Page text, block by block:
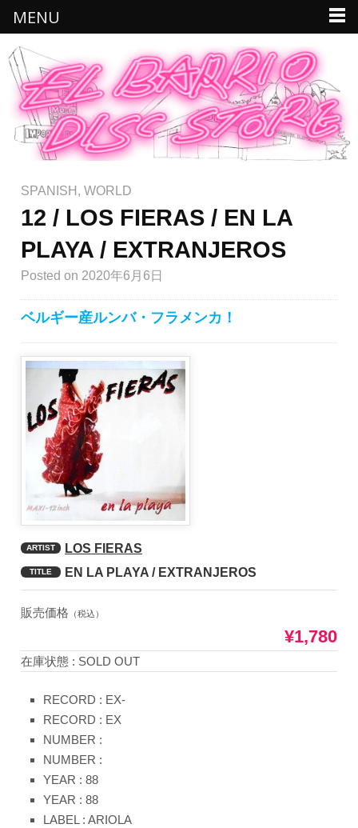
SPANISH , WORLD
12 / LOS FIERAS / EN LA
PLAYA / EXTRANJEROS
Posted on 2020年6月6日
ベルギー産ルンバ・フラメンカ！
ARTIST LOS FIERAS
TITLE EN LA PLAYA / EXTRANJEROS
販売価格 （税込）
¥1,780
在庫状態 : SOLD OUT
RECORD : EX-
RECORD : EX
NUMBER :
NUMBER :
YEAR : 88
YEAR : 88
LABEL : ARIOLA
MENU